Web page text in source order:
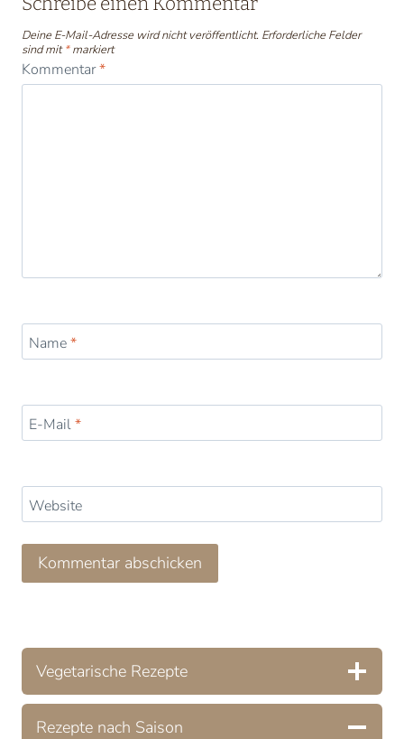
Deine E-Mail-Adresse wird nicht veröffentlicht. Erforderliche Felder
sind mit*markiert
Kommentar*
Name*
E-Mail*
Website
Vegetarische Rezepte
Rezepte nach Saison